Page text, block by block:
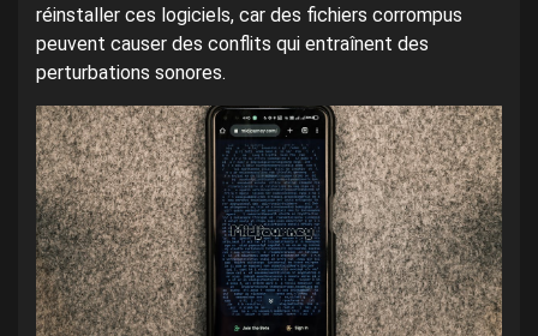
réinstaller ces logiciels, car des fichiers corrompus
peuvent causer des conflits qui entraînent des
perturbations sonores.